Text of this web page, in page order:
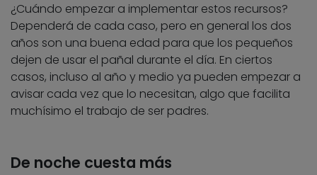
¿Cuándo empezar a implementar estos recursos?
Dependerá de cada caso, pero en general los dos
años son una buena edad para que los pequeños
dejen de usar el pañal durante el día. En ciertos
casos, incluso al año y medio ya pueden empezar a
avisar cada vez que lo necesitan, algo que facilita
muchísimo el trabajo de ser padres.
De noche cuesta más